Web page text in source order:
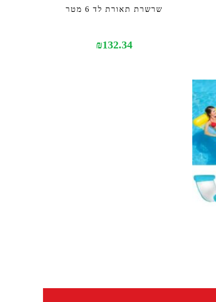
שרשרת תאורת לד 6 מטר
₪132.34